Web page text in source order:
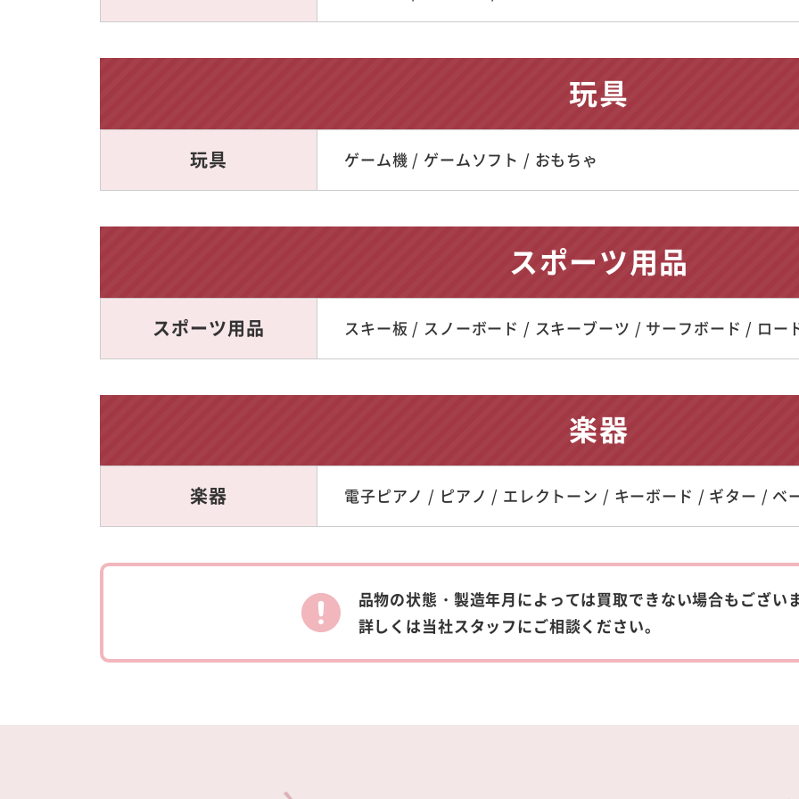
玩具
玩具 ゲーム機 / ゲームソフト / おもちゃ
スポーツ用品
スポーツ用品 スキー板 / スノーボード / スキーブーツ / サーフボード / ロー
楽器
楽器 電子ピアノ / ピアノ / エレクトーン / キーボード / ギター / ベ
品物の状態・製造年月によっては買取できない場合もございま
詳しくは当社スタッフにご相談ください。